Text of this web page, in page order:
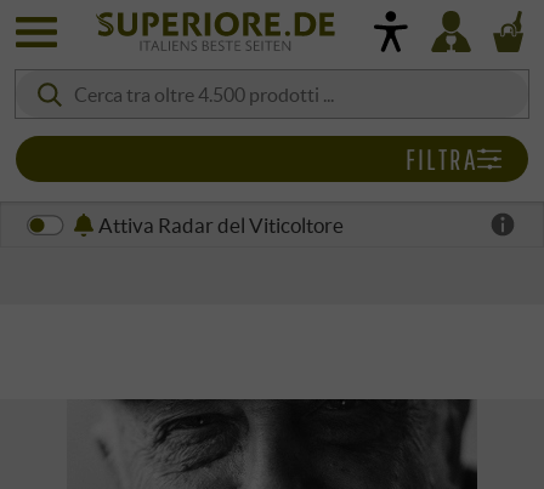
Attiva Radar del Viticoltore
FILTRA